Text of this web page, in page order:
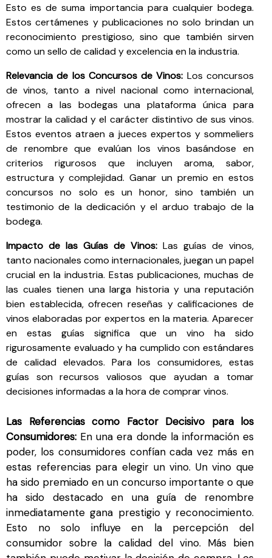
Esto es de suma importancia para cualquier bodega.
Estos certámenes y publicaciones no solo brindan un
reconocimiento prestigioso, sino que también sirven
como un sello de calidad y excelencia en la industria.
Relevancia de los Concursos de Vinos: Los concursos
de vinos, tanto a nivel nacional como internacional,
ofrecen a las bodegas una plataforma única para
mostrar la calidad y el carácter distintivo de sus vinos.
Estos eventos atraen a jueces expertos y sommeliers
de renombre que evalúan los vinos basándose en
criterios rigurosos que incluyen aroma, sabor,
estructura y complejidad. Ganar un premio en estos
concursos no solo es un honor, sino también un
testimonio de la dedicación y el arduo trabajo de la
bodega.
Impacto de las Guías de Vinos: Las guías de vinos,
tanto nacionales como internacionales, juegan un papel
crucial en la industria. Estas publicaciones, muchas de
las cuales tienen una larga historia y una reputación
bien establecida, ofrecen reseñas y calificaciones de
vinos elaboradas por expertos en la materia. Aparecer
en estas guías significa que un vino ha sido
rigurosamente evaluado y ha cumplido con estándares
de calidad elevados. Para los consumidores, estas
guías son recursos valiosos que ayudan a tomar
decisiones informadas a la hora de comprar vinos.
Las Referencias como Factor Decisivo para los
Consumidores: En una era donde la información es
poder, los consumidores confían cada vez más en
estas referencias para elegir un vino. Un vino que
ha sido premiado en un concurso importante o que
ha sido destacado en una guía de renombre
inmediatamente gana prestigio y reconocimiento.
Esto no solo influye en la percepción del
consumidor sobre la calidad del vino. Más bien